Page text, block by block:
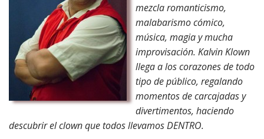
mezcla romanticismo,
malabarismo cómico,
música, magia y mucha
improvisación. Kalvin Klown
llega a los corazones de todo
tipo de público, regalando
momentos de carcajadas y
divertimentos, haciendo
descubrir el clown que todos llevamos DENTRO.